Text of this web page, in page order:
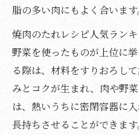
脂の多い肉にもよく合います
焼肉のたれレシピ人気ラン
野菜を使ったものが上位に
る際は、材料をすりおろし
みとコクが生まれ、肉や野
は、熱いうちに密閉容器に
長持ちさせることができます